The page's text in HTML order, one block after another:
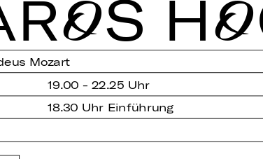
Mozart
19.00 - 22.25 Uhr
18.30 Uhr Einführung